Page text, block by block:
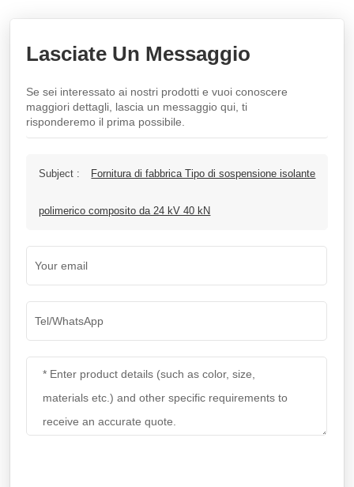
Lasciate Un Messaggio
Se sei interessato ai nostri prodotti e vuoi conoscere
maggiori dettagli, lascia un messaggio qui, ti
risponderemo il prima possibile.
Subject : Fornitura di fabbrica Tipo di sospensione isolante
polimerico composito da 24 kV 40 kN